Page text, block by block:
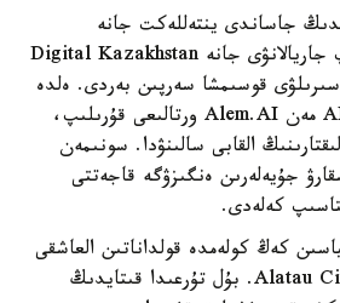
2026 -جىلدىڭ جاساندى ينتەللەكت جانە
سيفرلاندىرۋ جىلى بولىپ جاريالانۋى جانە Digital Kazakhstan
قوسىمشا سەرپىن بەردى. ەلدە
AI Research University مەن Alem.AI ورتالىعى قۇرىلىپ،
القابى سالىنۋدا. سونىمەن
جۇيەلەرىن ەنگىزۋگە قاجەتتى
كەلەدى.
كەڭ كولەمدە قولداناتىن العاشقى
جوبالاردىڭ ءبىرى - Alatau City. بۇل تۇرعىدا قىتايدىڭ